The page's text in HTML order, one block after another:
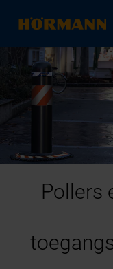
Pollers